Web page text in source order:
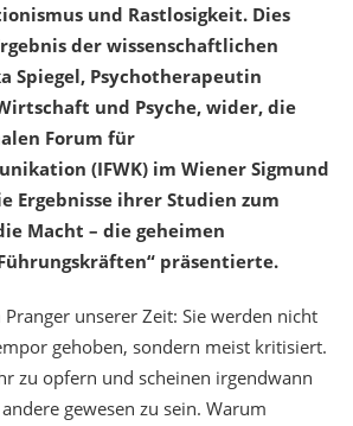
und Rastlosigkeit. Dies
der wissenschaftlichen
Spiegel, Psychotherapeutin
und Psyche, wider, die
Forum für
(IFWK) im Wiener Sigmund
Ergebnisse ihrer Studien zum
Macht – die geheimen
präsentierte.
unserer Zeit: Sie werden nicht
gehoben, sondern meist kritisiert.
zu opfern und scheinen irgendwann
gewesen zu sein. Warum